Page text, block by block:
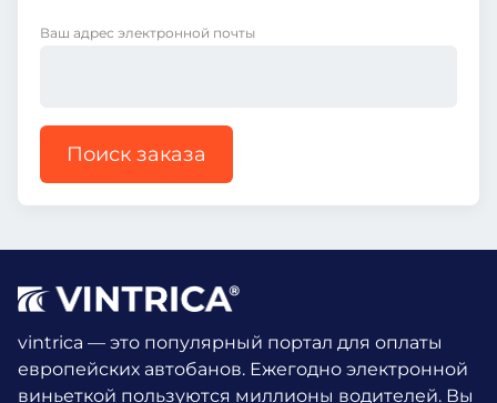
Ваш адрес электронной почты
Поиск заказа
vintrica — это популярный портал для оплаты
европейских автобанов. Ежегодно электронной
виньеткой пользуются миллионы водителей. Вы